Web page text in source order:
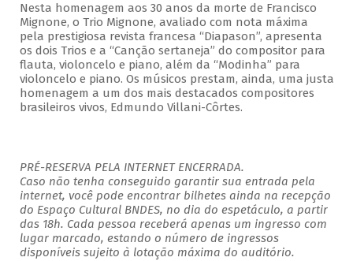
Nesta homenagem aos 30 anos da morte de Francisco
Mignone, o Trio Mignone, avaliado com nota máxima
pela prestigiosa revista francesa “Diapason”, apresenta
os dois Trios e a “Canção sertaneja” do compositor para
flauta, violoncelo e piano, além da “Modinha” para
violoncelo e piano. Os músicos prestam, ainda, uma justa
homenagem a um dos mais destacados compositores
brasileiros vivos, Edmundo Villani-Côrtes.
PRÉ-RESERVA PELA INTERNET ENCERRADA.
Caso não tenha conseguido garantir sua entrada pela
internet, você pode encontrar bilhetes ainda na recepção
do Espaço Cultural BNDES, no dia do espetáculo, a partir
das 18h. Cada pessoa receberá apenas um ingresso com
lugar marcado, estando o número de ingressos
disponíveis sujeito à lotação máxima do auditório.